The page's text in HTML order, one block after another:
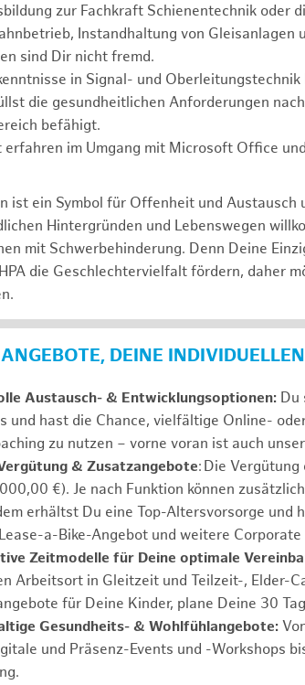
zur Fachkraft Schienentechnik oder
Instandhaltung von Gleisanlagen
sind Dir nicht fremd.
in Signal- und
die gesundheitlichen Anforderungen
befähigt.
erfahren im Umgang mit Microsoft Office
ist ein Symbol für Offenheit und Austausch
Hintergründen und Lebenswegen
mit Schwerbehinderung. Denn Deine
die Geschlechtervielfalt fördern, daher
DEINE
Austausch- & Entwicklungsoptionen: Du
und hast die Chance, vielfältige Online-
zu nutzen – vorne voran ist auch
& Zusatzangebote: Die
€). Je nach Funktion können
erhältst Du eine Top-Altersvorsorge
a-Bike-Angebot und weitere
Zeitmodelle für Deine optimale
Arbeitsort in Gleitzeit und Teilzeit-, Elder-
für Deine Kinder, plane Deine 30
Gesundheits- & Wohlfühlangebote:
und Präsenz-Events und -Workshops